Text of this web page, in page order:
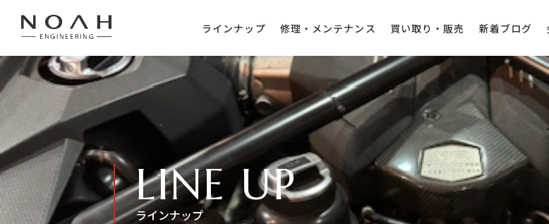
ラインナップ 修理・メンテナンス 買い取り・販売 新着ブログ
LINE UP
ラインナップ